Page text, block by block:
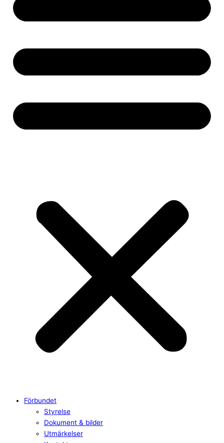
Förbundet
Styrelse
Dokument & bilder
Utmärkelser